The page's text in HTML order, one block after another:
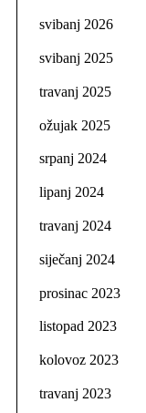
svibanj 2026
svibanj 2025
travanj 2025
ožujak 2025
srpanj 2024
lipanj 2024
travanj 2024
siječanj 2024
prosinac 2023
listopad 2023
kolovoz 2023
travanj 2023